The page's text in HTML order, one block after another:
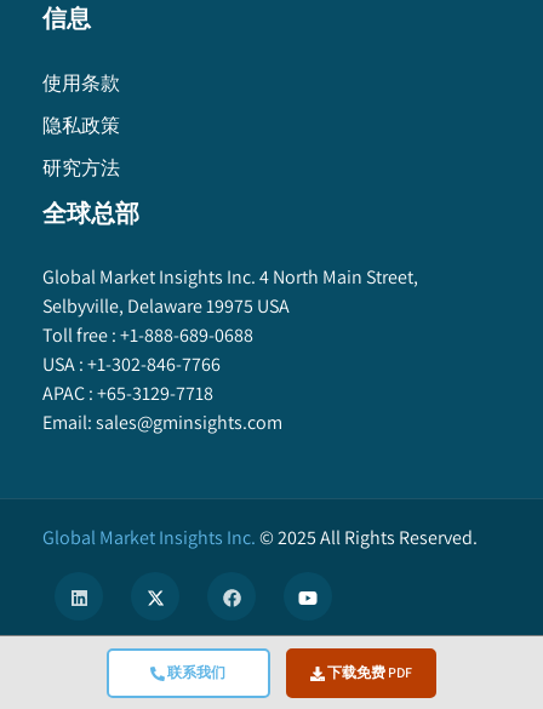
联系我们 下载免费 PDF
信息
使用条款
隐私政策
研究方法
全球总部
Global Market Insights Inc. 4 North Main Street,
Selbyville, Delaware 19975 USA
Toll free :+1-888-689-0688
USA :+1-302-846-7766
APAC :+65-3129-7718
Email:sales@gminsights.com
Global Market Insights Inc.©2025All Rights Reserved.
We use cookies to enhance user experience. (Privacy Policy